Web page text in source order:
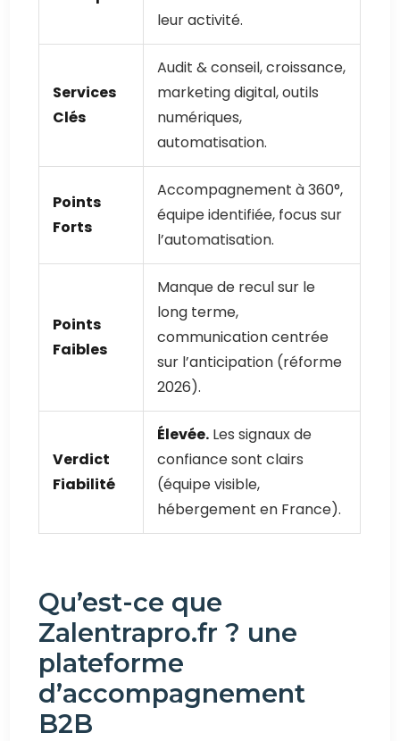
leur activité.
Services
Clés
Audit & conseil, croissance,
marketing digital, outils
numériques,
automatisation.
Points
Forts
Accompagnement à 360°,
équipe identifiée, focus sur
l’automatisation.
Points
Faibles
Manque de recul sur le
long terme,
communication centrée
sur l’anticipation (réforme
2026).
Verdict
Fiabilité
Élevée. Les signaux de
confiance sont clairs
(équipe visible,
hébergement en France).
Qu’est-ce que
Zalentrapro.fr ? une
plateforme
d’accompagnement
B2B